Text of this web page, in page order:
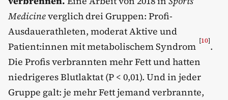
Medicineverglich drei Gruppen: Profi-
Ausdauerathleten, moderat Aktive und
Patient:innen mit metabolischem Syndrom [10].
Die Profis verbrannten mehr Fett und hatten
niedrigeres Blutlaktat (P < 0,01). Und in jeder
Gruppe galt: je mehr Fett jemand verbrannte,